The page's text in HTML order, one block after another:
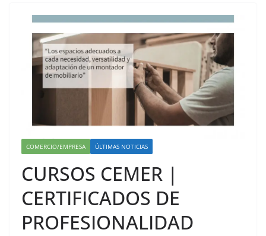
COMERCIO/EMPRESA ÚLTIMAS NOTICIAS
CURSOS CEMER |
CERTIFICADOS DE
PROFESIONALIDAD